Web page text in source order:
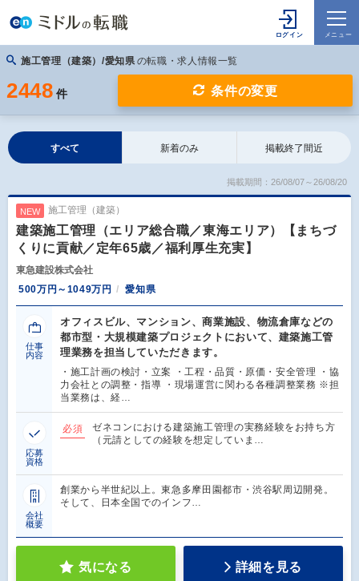
施工管理（建築）/愛知県 の転職・求人情報一覧
2448 件 条件の変更
すべて 新着のみ 掲載終了間近
掲載期間：26/08/07～26/08/20
NEW 施工管理（建築）
建築施工管理（エリア総合職／東海エリア）【まちづ
くりに貢献／定年65歳／福利厚生充実】
東急建設株式会社
500万円～1049万円
愛知県
仕事
内容
オフィスビル、マンション、商業施設、物流倉庫などの
都市型・大規模建築プロジェクトにおいて、建築施工管
理業務を担当していただきます。
・施工計画の検討・立案 ・工程・品質・原価・安全管理 ・協
力会社との調整・指導 ・現場運営に関わる各種調整業務 ※担
当業務は、経…
応募
資格
必須
ゼネコンにおける建築施工管理の実務経験をお持ち方
（元請としての経験を想定していま…
会社
概要
創業から半世紀以上。東急多摩田園都市・渋谷駅周辺開発。
そして、日本全国でのインフ…
気になる 詳細を見る